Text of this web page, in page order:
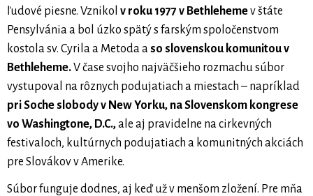
ľudové piesne. Vznikol v roku 1977 v Bethlehemev štáte
Pensylvánia a bol úzko spätý s farským spoločenstvom
kostola sv. Cyrila a Metoda aso slovenskou komunitou v
Bethleheme.V čase svojho najväčšieho rozmachu súbor
vystupoval na rôznych podujatiach a miestach – napríklad
pri Soche slobody v New Yorku, na Slovenskom kongrese
vo Washingtone, D.C.,ale aj pravidelne na cirkevných
festivaloch, kultúrnych podujatiach a komunitných akciách
pre Slovákov v Amerike.
Súbor funguje dodnes, aj keď už v menšom zložení. Pre mňa